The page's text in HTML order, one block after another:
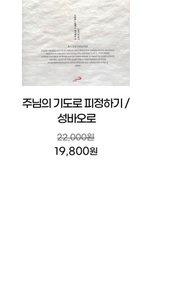
주님의 기도로 피정하기 /
성바오로
22,000원
19,800원